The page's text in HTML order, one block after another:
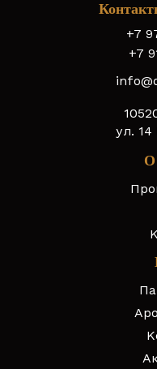
+7
+7
ул. 14
О